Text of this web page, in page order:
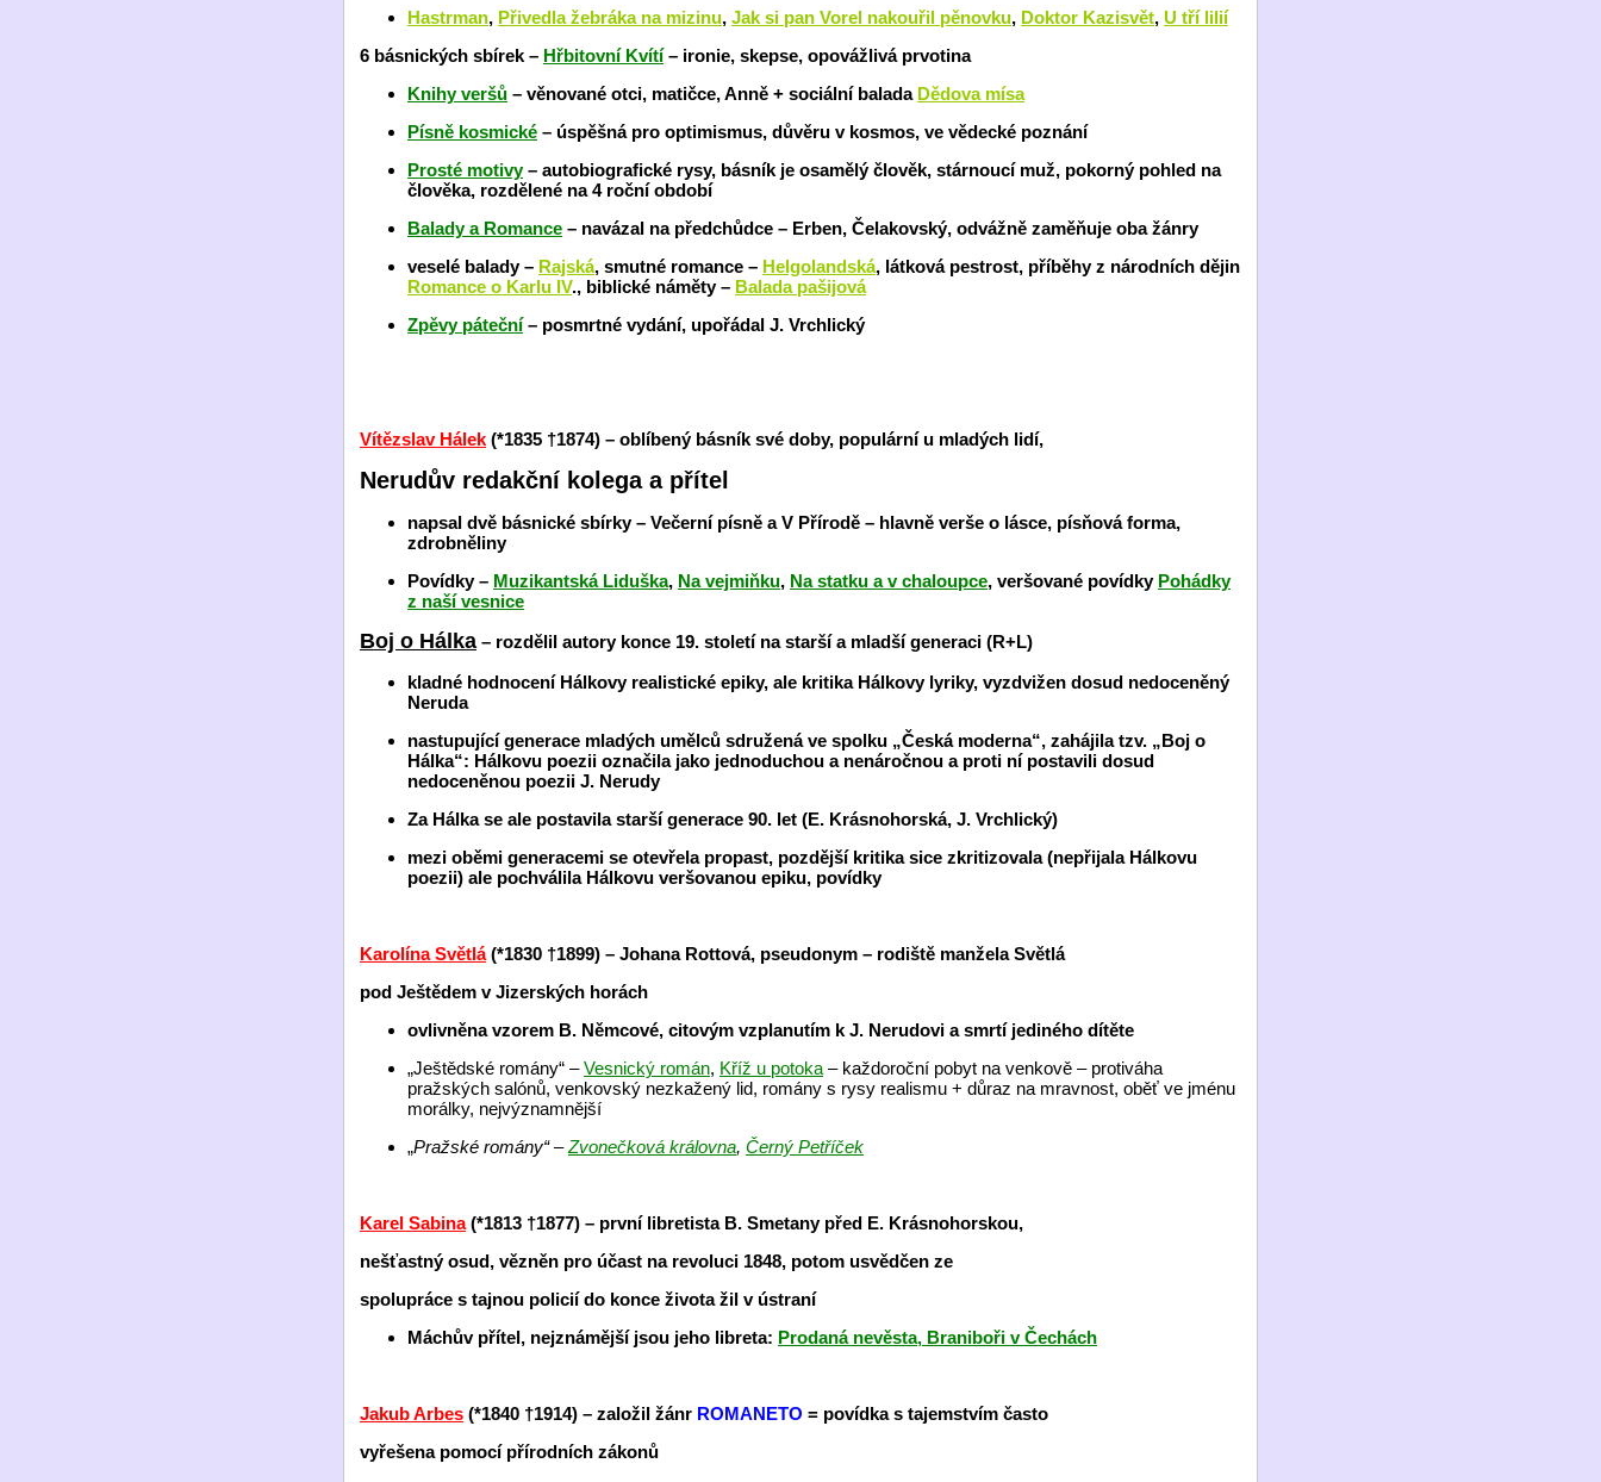
Hastrman, Přivedla žebráka na mizinu, Jak si pan Vorel nakouřil pěnovku, Doktor Kazisvět, U tří lilií
6 básnických sbírek – Hřbitovní Kvítí– ironie, skepse, opovážlivá prvotina
Knihy veršů – věnované otci, matičce, Anně + sociální balada Dědova mísa
Písně kosmické – úspěšná pro optimismus, důvěru v kosmos, ve vědecké poznání
Prosté motivy– autobiografické rysy, básník je osamělý člověk, stárnoucí muž, pokorný pohled na
člověka, rozdělené na 4 roční období
Balady a Romance – navázal na předchůdce – Erben, Čelakovský, odvážně zaměňuje oba žánry
veselé balady – Rajská, smutné romance – Helgolandská, látková pestrost, příběhy z národních dějin
Romance o Karlu IV., biblické náměty – Balada pašijová
Zpěvy páteční– posmrtné vydání, upořádal J. Vrchlický
Vítězslav Hálek (*1835 †1874) – oblíbený básník své doby, populární u mladých lidí,
Nerudův redakční kolega a přítel
napsal dvě básnické sbírky – Večerní písně a V Přírodě – hlavně verše o lásce, písňová forma,
zdrobněliny
Povídky – Muzikantská Liduška, Na vejmiňku, Na statku a v chaloupce, veršované povídky Pohádky
z naší vesnice
Boj o Hálka – rozdělil autory konce 19. století na starší a mladší generaci (R+L)
kladné hodnocení Hálkovy realistické epiky, ale kritika Hálkovy lyriky, vyzdvižen dosud nedoceněný
Neruda
nastupující generace mladých umělců sdružená ve spolku „Česká moderna“, zahájila tzv. „Boj o
Hálka“: Hálkovu poezii označila jako jednoduchou a nenáročnou a proti ní postavili dosud
nedoceněnou poezii J. Nerudy
Za Hálka se ale postavila starší generace 90. let (E. Krásnohorská, J. Vrchlický)
mezi oběmi generacemi se otevřela propast, pozdější kritika sice zkritizovala (nepřijala Hálkovu
poezii) ale pochválila Hálkovu veršovanou epiku, povídky
Karolína Světlá(*1830 †1899) – Johana Rottová, pseudonym – rodiště manžela Světlá
pod Ještědem v Jizerských horách
ovlivněna vzorem B. Němcové, citovým vzplanutím k J. Nerudovi a smrtí jediného dítěte
„Ještědské romány“ –Vesnický román, Kříž u potoka – každoroční pobyt na venkově – protiváha
pražských salónů, venkovský nezkažený lid, romány s rysy realismu + důraz na mravnost, oběť ve jménu
morálky, nejvýznamnější
„Pražské romány“ –Zvonečková královna, Černý Petříček
Karel Sabina(*1813 †1877) – první libretista B. Smetany před E. Krásnohorskou,
nešťastný osud, vězněn pro účast na revoluci 1848, potom usvědčen ze
spolupráce s tajnou policií do konce života žil v ústraní
Máchův přítel, nejznámější jsou jeho libreta: Prodaná nevěsta, Braniboři v Čechách
Jakub Arbes (*1840 †1914) – založil žánr ROMANETO = povídka s tajemstvím často
vyřešena pomocí přírodních zákonů